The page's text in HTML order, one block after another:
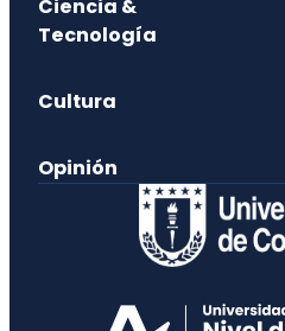
Ciencia &
Tecnología
Cultura
Opinión